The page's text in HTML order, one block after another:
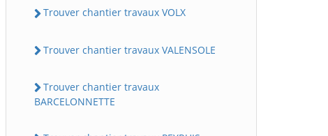
Trouver chantier travaux VOLX
Trouver chantier travaux VALENSOLE
Trouver chantier travaux
BARCELONNETTE